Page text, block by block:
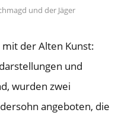
und der Jäger
der Alten Kunst:
und
wurden zwei
angeboten, die